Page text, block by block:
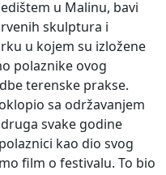
u Malinu, bavi
skulptura i
u kojem su izložene
polaznike ovog
terenske prakse.
sa održavanjem
svake godine
kao dio svog
film o festivalu. To bio